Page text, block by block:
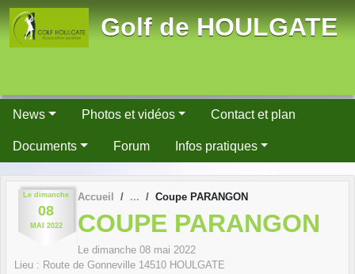
Golf de HOULGATE
News Photos et vidéos Contact et plan
Documents Forum Infos pratiques
Le dimanche
08
MAI 2022
Accueil Coupe PARANGON
COUPE PARANGON
Le dimanche 08 mai 2022
Lieu : Route de Gonneville 14510 HOULGATE
Panneau de gestion des cookies